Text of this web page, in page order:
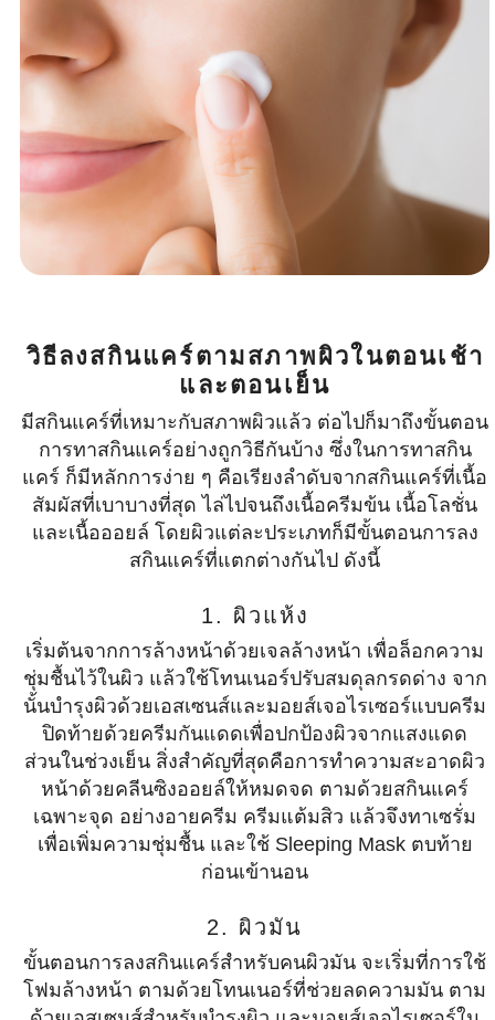
วิธีลงสกินแคร์ตามสภาพผิวในตอนเช้า
และตอนเย็น
มีสกินแคร์ที่เหมาะกับสภาพผิวแล้ว ต่อไปก็มาถึงขั้นตอน
การทาสกินแคร์อย่างถูกวิธีกันบ้าง ซึ่งในการทาสกิน
แคร์ ก็มีหลักการง่าย ๆ คือเรียงลำดับจากสกินแคร์ที่เนื้อ
สัมผัสที่เบาบางที่สุด ไล่ไปจนถึงเนื้อครีมข้น เนื้อโลชั่น
และเนื้อออยล์ โดยผิวแต่ละประเภทก็มีขั้นตอนการลง
สกินแคร์ที่แตกต่างกันไป ดังนี้
1. ผิวแห้ง
เริ่มต้นจากการล้างหน้าด้วยเจลล้างหน้า เพื่อล็อกความ
ชุ่มชื้นไว้ในผิว แล้วใช้โทนเนอร์ปรับสมดุลกรดด่าง จาก
นั้นบำรุงผิวด้วยเอสเซนส์และมอยส์เจอไรเซอร์แบบครีม
ปิดท้ายด้วยครีมกันแดดเพื่อปกป้องผิวจากแสงแดด
ส่วนในช่วงเย็น สิ่งสำคัญที่สุดคือการทำความสะอาดผิว
หน้าด้วยคลีนซิงออยล์ให้หมดจด ตามด้วยสกินแคร์
เฉพาะจุด อย่างอายครีม ครีมแต้มสิว แล้วจึงทาเซรั่ม
เพื่อเพิ่มความชุ่มชื้น และใช้ Sleeping Mask ตบท้าย
ก่อนเข้านอน
2. ผิวมัน
ขั้นตอนการลงสกินแคร์สำหรับคนผิวมัน จะเริ่มที่การใช้
โฟมล้างหน้า ตามด้วยโทนเนอร์ที่ช่วยลดความมัน ตาม